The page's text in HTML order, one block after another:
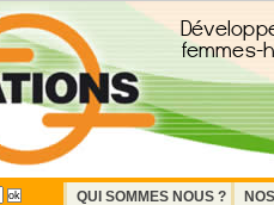
QUI SOMMES NOUS ?